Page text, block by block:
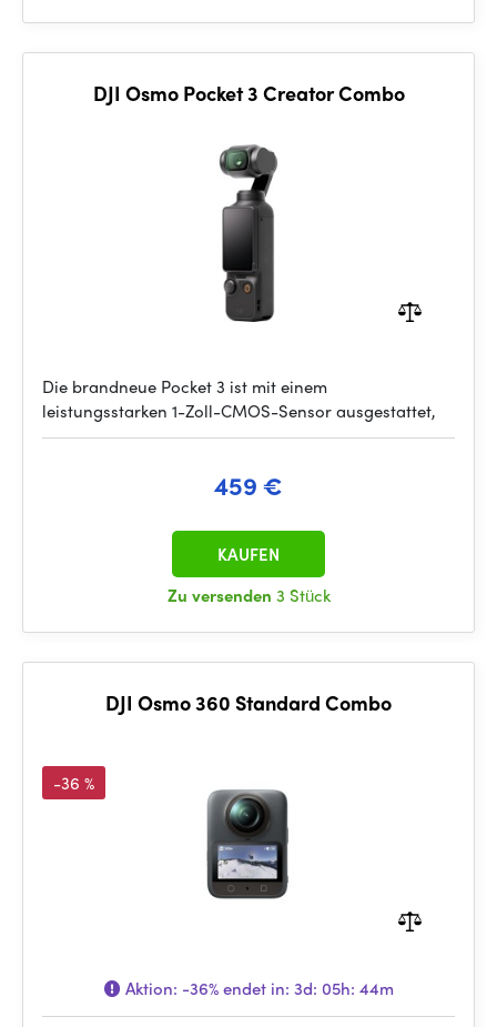
DJI Osmo Pocket 3 Creator Combo
Die brandneue Pocket 3 ist mit einem
leistungsstarken 1-Zoll-CMOS-Sensor ausgestattet,
459 €
Zu versenden 3 Stück
KAUFEN
DJI Osmo 360 Standard Combo
-36 %
Aktion: -36%endet in: 3d: 05h: 44m